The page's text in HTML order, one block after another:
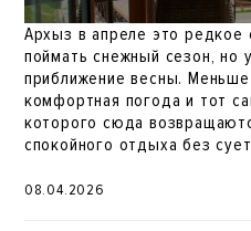
08.04.2026
Архыз в апреле это редкое сочетание: ещё можно
поймать снежный сезон, но
приближение весны. Меньше людей, больше солнца,
комфортная погода и тот
которого сюда возвращаются. Это время
спокойного отдыха без суеты когда можно
гулять и просто
Архыз 5* этот отдых